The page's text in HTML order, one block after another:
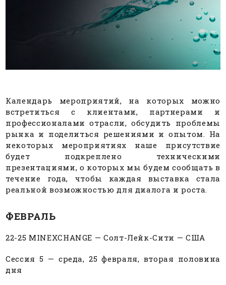
Календарь мероприятий, на которых можно
встретиться с клиентами, партнерами и
профессионалами отрасли, обсудить проблемы
рынка и поделиться решениями и опытом. На
некоторых мероприятиях наше присутствие
будет подкреплено техническими
презентациями, о которых мы будем сообщать в
течение года, чтобы каждая выставка стала
реальной возможностью для диалога и роста.
ФЕВРАЛЬ
22-25 MINEXCHANGE — Солт-Лейк-Сити — США
Сессия 5 — среда, 25 февраля, вторая половина
дня